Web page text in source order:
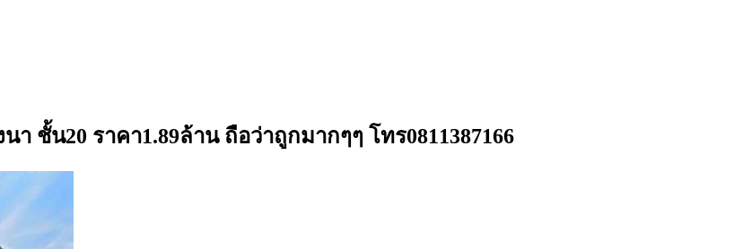
ชั้น20 ราคา1.89ล้าน ถือว่าถูกมากๆๆ โทร0811387166